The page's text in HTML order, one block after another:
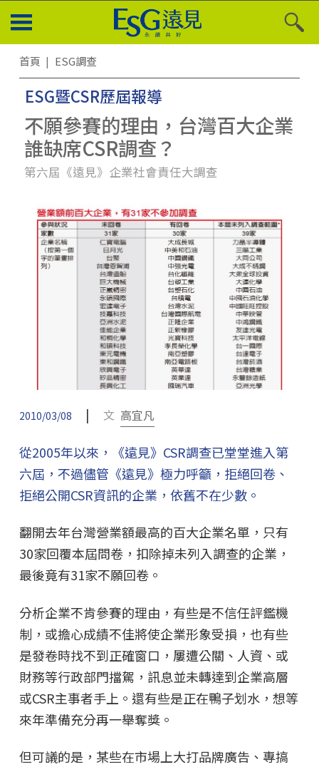
首頁 ESG調查
ESG暨CSR歷屆報導
不願參賽的理由，台灣百大企業
誰缺席CSR調查？
第六屆《遠見》企業社會責任大調查
2010/03/08 | 文 高宜凡
從2005年以來，《遠見》CSR調查已堂堂進入第
六屆，不過儘管《遠見》極力呼籲，拒絕回卷、
拒絕公開CSR資訊的企業，依舊不在少數。
翻開去年台灣營業額最高的百大企業名單，只有
30家回覆本屆問卷，扣除掉未列入調查的企業，
最後竟有31家不願回卷。
分析企業不肯參賽的理由，有些是不信任評鑑機
制，或擔心成績不佳將使企業形象受損，也有些
是發卷時找不到正確窗口，屢遭公關、人資、或
財務等行政部門擋駕，訊息並未轉達到企業高層
或CSR主事者手上。還有些是正在鴨子划水，想等
來年準備充分再一舉奪獎。
但可議的是，某些在市場上大打品牌廣告、專搞